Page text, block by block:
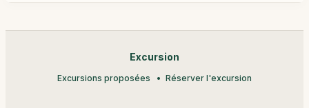
Excursion
Excursions proposées Réserver l'excursion